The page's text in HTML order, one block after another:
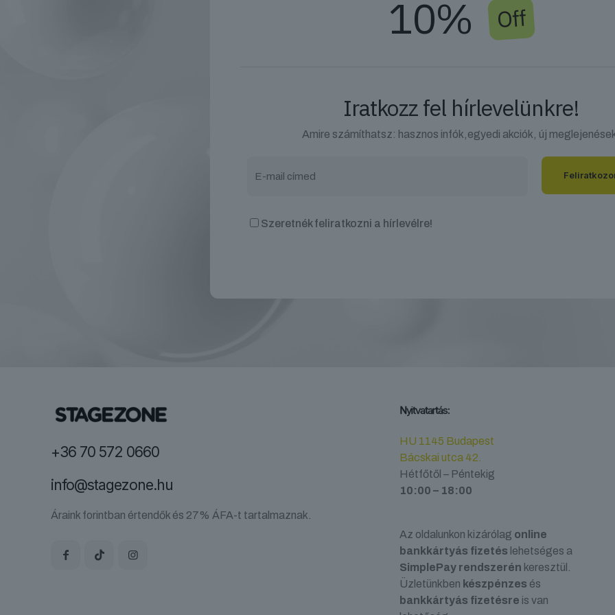
10% Off
Iratkozz fel hírlevelünkre!
Amire számíthatsz: hasznos infók,egyedi akciók, új
Szeretnék feliratkozni a hírlevélre!
+36 70 572 0660
info@stagezone.hu
Áraink forintban értendők és 27% ÁFA-t tartalmaznak.
Nyitvatartás:
HU 1145 Budapest
Bácskai utca 42.
Hétfőtől – Péntekig
10:00 – 18:00
Az oldalunkon kizárólag online
bankkártyás fizetés lehetséges a
SimplePay rendszerén keresztül.
Üzletünkben készpénzes és
bankkártyás fizetésre is van